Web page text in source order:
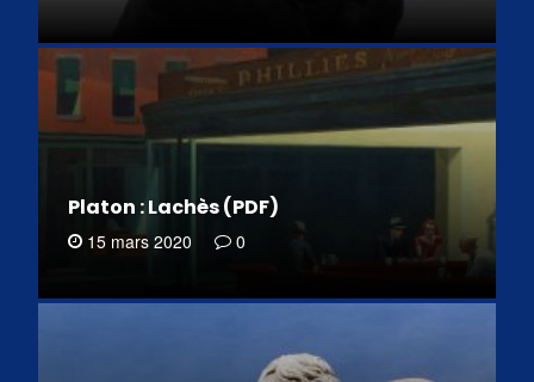
Platon : Lachès (PDF)
15 mars 2020 0